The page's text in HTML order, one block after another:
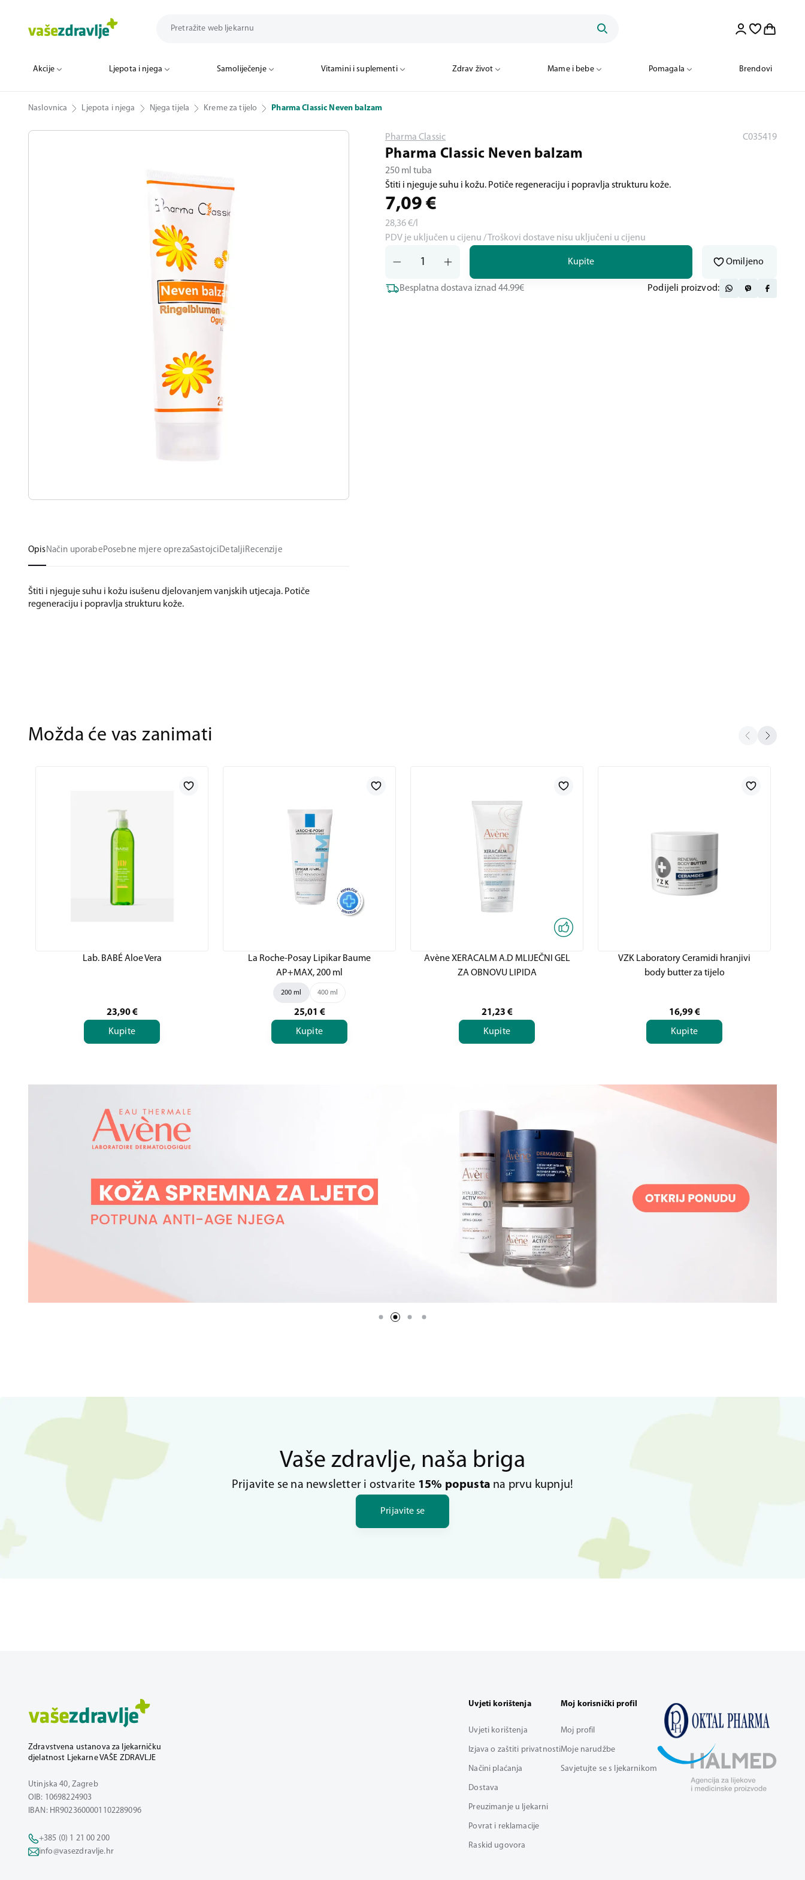
Akcije Ljepota i njega Samoliječenje Vitamini i suplementi Zdrav život Mame i bebe Pomagala Brendovi
Naslovnica Ljepota i njega Njega tijela Kreme za tijelo Pharma Classic Neven balzam
OpisNačin uporabePosebne mjere oprezaSastojciDetaljiRecenzije
Štiti i njeguje suhu i kožu isušenu djelovanjem vanjskih utjecaja. Potiče
regeneraciju i popravlja strukturu kože.
Pharma Classic C035419
Pharma Classic Neven balzam
250 ml tuba
Štiti i njeguje suhu i kožu. Potiče regeneraciju i popravlja strukturu kože.
7,09 €
28,36€/l
PDV je uključen u cijenu / Troškovi dostave nisu uključeni u cijenu
Kupite Omiljeno
Besplatna dostava iznad 44.99€ Podijeli proizvod:
Možda će vas zanimati
Lab. BABÉ Aloe Vera
23,90 €
Kupite
La Roche-Posay Lipikar Baume
AP+MAX, 200 ml
200 ml 400 ml
25,01 €
Kupite
Avène XERACALM A.D MLIJEČNI GEL
ZA OBNOVU LIPIDA
21,23 €
Kupite
VZK Laboratory Ceramidi hranjivi
body butter za tijelo
16,99 €
Kupite
Vaše zdravlje, naša briga
Prijavite se na newsletter i ostvarite 15% popusta na prvu kupnju!
Prijavite se
Zdravstvena ustanova za ljekarničku
djelatnost Ljekarne VAŠE ZDRAVLJE
Utinjska 40, Zagreb
OIB: 10698224903
IBAN: HR9023600001102289096
+385 (0) 1 21 00 200
info@vasezdravlje.hr
Uvjeti korištenja
Uvjeti korištenja
Izjava o zaštiti privatnosti
Načini plaćanja
Dostava
Preuzimanje u ljekarni
Povrat i reklamacije
Raskid ugovora
Moj korisnički profil
Moj profil
Moje narudžbe
Savjetujte se s ljekarnikom